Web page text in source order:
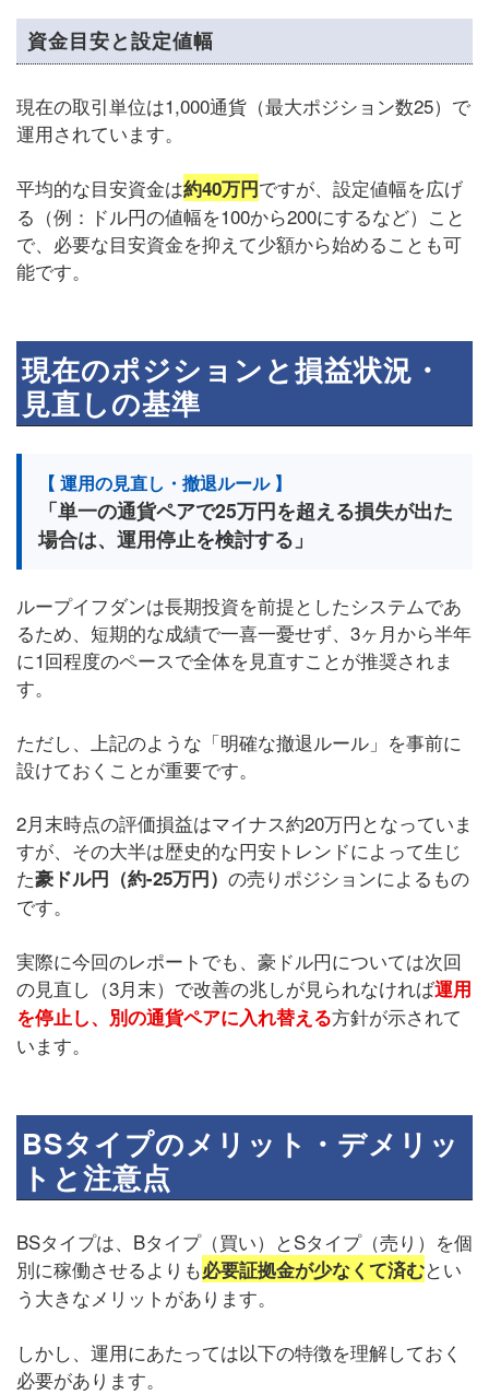
資金目安と設定値幅
現在の取引単位は1,000通貨（最大ポジション数25）で
運用されています。
平均的な目安資金は約40万円ですが、設定値幅を広げ
る（例：ドル円の値幅を100から200にするなど）こと
で、必要な目安資金を抑えて少額から始めることも可
能です。
現在のポジションと損益状況・
見直しの基準
【 運用の見直し・撤退ルール 】
「単一の通貨ペアで25万円を超える損失が出た
場合は、運用停止を検討する」
ループイフダンは長期投資を前提としたシステムであ
るため、短期的な成績で一喜一憂せず、3ヶ月から半年
に1回程度のペースで全体を見直すことが推奨されま
す。
ただし、上記のような「明確な撤退ルール」を事前に
設けておくことが重要です。
2月末時点の評価損益はマイナス約20万円となっていま
すが、その大半は歴史的な円安トレンドによって生じ
た豪ドル円（約-25万円） の売りポジションによるもの
です。
実際に今回のレポートでも、豪ドル円については次回
の見直し（3月末）で改善の兆しが見られなければ運用
を停止し、別の通貨ペアに入れ替える方針が示されて
います。
BSタイプのメリット・デメリッ
トと注意点
BSタイプは、Bタイプ（買い）とSタイプ（売り）を個
別に稼働させるよりも必要証拠金が少なくて済むとい
う大きなメリットがあります。
しかし、運用にあたっては以下の特徴を理解しておく
必要があります。